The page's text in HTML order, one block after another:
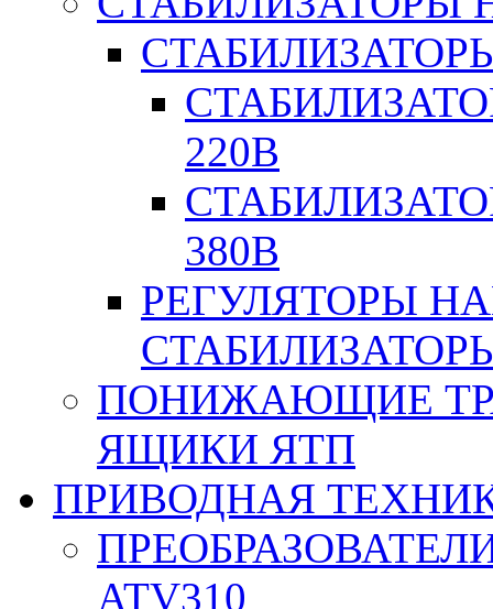
220В
380В
РЕГУЛЯТОРЫ
ПОНИЖАЮЩИЕ
ЯЩИКИ ЯТП
ПРИВОДНАЯ
ATV310